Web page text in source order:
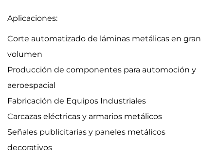
Aplicaciones:
Corte automatizado de láminas metálicas en gran
volumen
Producción de componentes para automoción y
aeroespacial
Fabricación de Equipos Industriales
Carcazas eléctricas y armarios metálicos
Señales publicitarias y paneles metálicos
decorativos